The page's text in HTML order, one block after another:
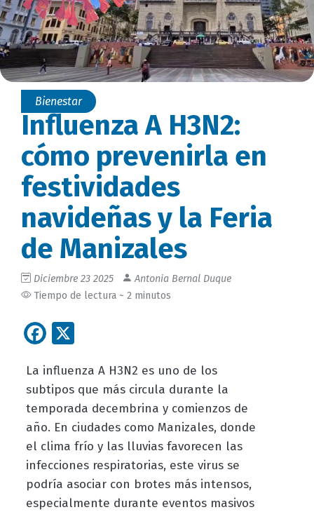
Bienestar
Influenza A H3N2:
cómo prevenirla en
festividades
navideñas y la Feria
de Manizales
Diciembre 23 2025
Antonia Bernal Duque
Tiempo de lectura ~ 2 minutos
Facebook
La influenza A H3N2 es uno de los
subtipos que más circula durante la
temporada decembrina y comienzos de
año. En ciudades como Manizales, donde
el clima frío y las lluvias favorecen las
infecciones respiratorias, este virus se
podría asociar con brotes más intensos,
especialmente durante eventos masivos